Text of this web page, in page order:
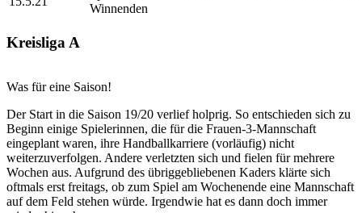
Winnenden
Kreisliga A
Was für eine Saison!
Der Start in die Saison 19/20 verlief holprig. So entschieden sich zu
Beginn einige Spielerinnen, die für die Frauen-3-Mannschaft
eingeplant waren, ihre Handballkarriere (vorläufig) nicht
weiterzuverfolgen. Andere verletzten sich und fielen für mehrere
Wochen aus. Aufgrund des übriggebliebenen Kaders klärte sich
oftmals erst freitags, ob zum Spiel am Wochenende eine Mannschaft
auf dem Feld stehen würde. Irgendwie hat es dann doch immer